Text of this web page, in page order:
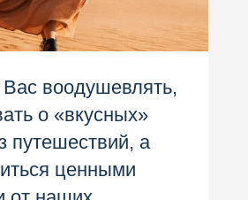
воодушевлять,
о «вкусных»
путешествий, а
ценными